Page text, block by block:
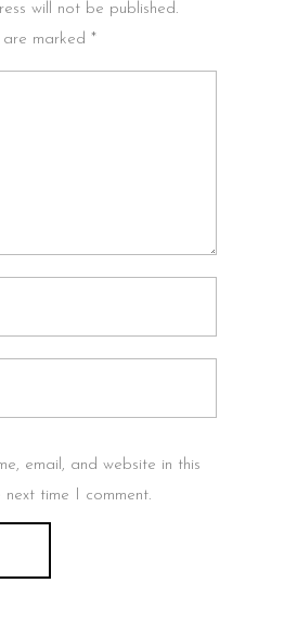
will not be published.
are marked *
email, and website in this
time I comment.